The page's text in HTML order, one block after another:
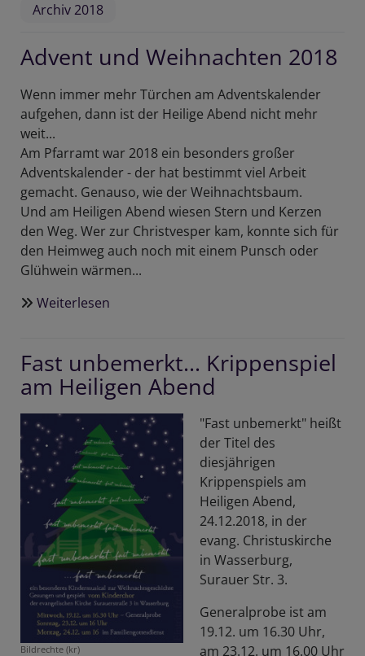
Archiv 2018
Advent und Weihnachten 2018
Wenn immer mehr Türchen am Adventskalender
aufgehen, dann ist der Heilige Abend nicht mehr
weit...
Am Pfarramt war 2018 ein besonders großer
Adventskalender - der hat bestimmt viel Arbeit
gemacht. Genauso, wie der Weihnachtsbaum.
Und am Heiligen Abend wiesen Stern und Kerzen
den Weg. Wer zur Christvesper kam, konnte sich für
den Heimweg auch noch mit einem Punsch oder
Glühwein wärmen...
Weiterlesen
Weihnachten
2018
Fast unbemerkt... Krippenspiel
am Heiligen Abend
Bildrechte (kr)
"Fast unbemerkt" heißt
der Titel des
diesjährigen
Krippenspiels am
Heiligen Abend,
24.12.2018, in der
evang. Christuskirche
in Wasserburg,
Surauer Str. 3.
Generalprobe ist am
19.12. um 16.30 Uhr,
am 23.12. um 16.00 Uhr